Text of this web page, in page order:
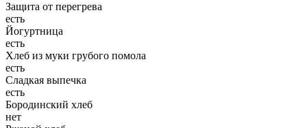
Защита от перегрева
есть
Йогуртница
есть
Хлеб из муки грубого помола
есть
Сладкая выпечка
есть
Бородинский хлеб
нет